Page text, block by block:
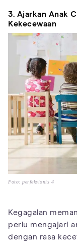
3. Ajarkan Anak
Kekecewaan
Foto: perfeksionis 4
Kegagalan
perlu mengajari
dengan rasa